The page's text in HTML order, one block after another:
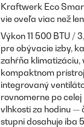
Kraftwerk Eco
vie oveľa viac než
Výkon 11 500 BTU /
pre obývacie izby,
zahŕňa klimatizáciu,
kompaktnom
integrovaný
rovnomerne po
vlhkosti za hodinu —
stupni dosahuje iba